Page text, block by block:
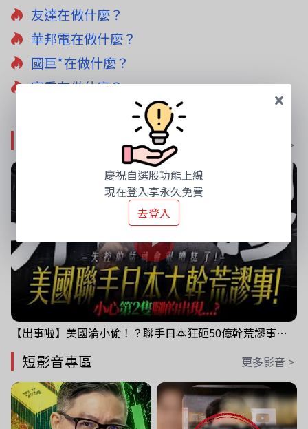
友達在做什麼？
華邦電在做什麼？
國巨*在做什麼？
富喬在做什麼？
更多影音 >
【出事啦】美國淪小偷！？聯手日本狂砸50億幹荒謬事！美元急殺黃金噴發，外資準備血洗台股！？｜ Mr.永年 李｜ 盤後講股 Mr.永年 李 2026 / 08 / 06
短影音專區 更多影音 >
慶祝自選股功能上線
現在登入享永久免費
去登入